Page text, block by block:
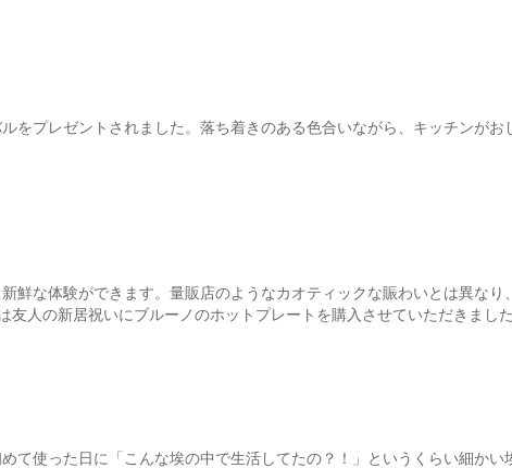
をプレゼントされました。落ち着きのある色合いながら、キッチンが
鮮な体験ができます。量販店のようなカオティックな賑わいとは異な
人の新居祝いにブルーノのホットプレートを購入させていただきまし
て使った日に「こんな埃の中で生活してたの？！」というくらい細か